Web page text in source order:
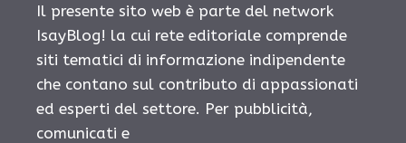
Il presente sito web è parte del network
IsayBlog! la cui rete editoriale comprende
siti tematici di informazione indipendente
che contano sul contributo di appassionati
ed esperti del settore. Per pubblicità,
comunicati e